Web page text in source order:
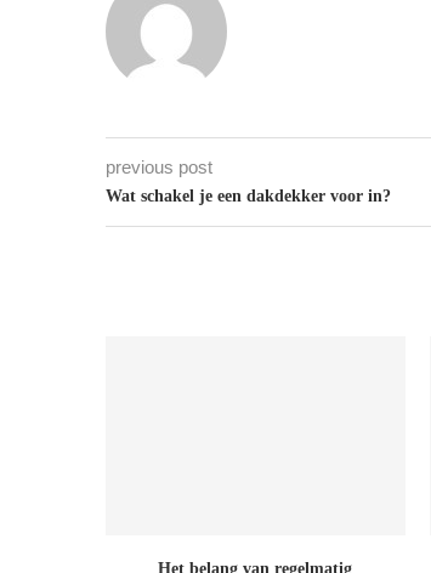
previous post
Wat schakel je een dakdekker voor in?
Het belang van regelmatig